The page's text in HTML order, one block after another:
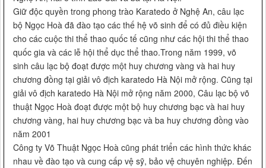
Giữ độc quyền trong phong trào Karatedo ở Nghệ An, câu lạc
bộ Ngọc Hoà đã đào tạo các thế hệ võ sinh để có đủ điều kiện
cho các cuộc thi thể thao quốc tế cũng như các hội thi thể thao
quốc gia và các lễ hội thể dục thể thao.Trong năm 1999, võ
sinh câu lạc bộ đoạt được một huy chương vàng và hai huy
chương đồng tại giải vô địch karatedo Hà Nội mở rộng. Cũng tại
giải vô địch karatedo Hà Nội mở rộng năm 2000, Câu lạc bộ võ
thuật Ngọc Hoà đoạt được một bộ huy chương bạc và hai huy
chương vàng, hai huy chương bạc và ba huy chương đồng vào
năm 2001
Công ty Võ Thuật Ngọc Hoà cũng phát triển các hình thức khác
nhau về đào tạo và cung cấp vệ sỹ, bảo vệ chuyên nghiệp. Đến